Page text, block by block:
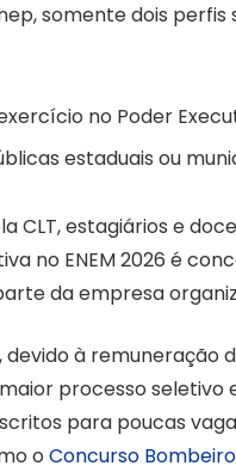
somente dois
no Poder
estaduais ou
CLT, estagiários e
no ENEM 2026 é
da empresa
à remuneração
processo seletivo
para poucas
o Concurso